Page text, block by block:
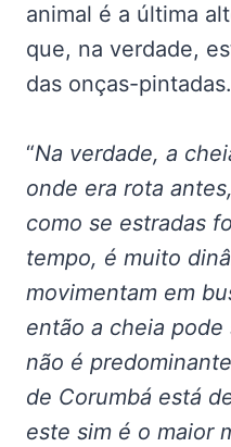
animal é a última
que, na verdade,
das onças-pintadas.
“Na verdade, a
onde era rota
como se estradas
tempo, é muito
movimentam em
então a cheia pode
não é
de Corumbá está
este sim é o maior